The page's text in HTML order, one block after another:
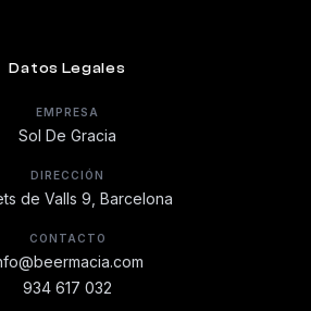
Datos Legales
EMPRESA
Sol De Gracia
DIRECCIÓN
de Valls 9, Barcelona
CONTACTO
934 617 032